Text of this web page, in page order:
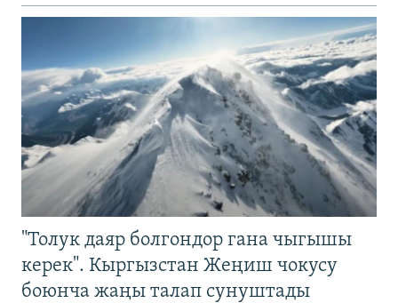
"Толук даяр болгондор гана чыгышы
керек". Кыргызстан Жеңиш чокусу
боюнча жаңы талап сунуштады